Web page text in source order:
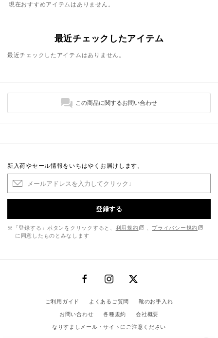
現在おすすめアイテムはありません。
最近チェックしたアイテム
最近チェックしたアイテムはありません。
この商品に関するお問い合わせ
新入荷やセール情報をいちはやくお届けします。
登録する
※「登録する」ボタンをクリックすると、 利用規約
プライバシー規約
に同意したものとみなします
ご利用ガイド よくあるご質問
靴のお手入れ
お問い合わせ
各種規約
会社概要
なりすましメール・サイトにご注意ください